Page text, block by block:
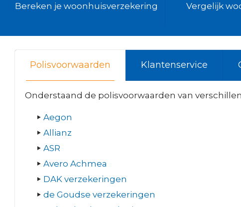
Bereken je woonhuisverzekering Vergelijk
Polisvoorwaarden Klantenservice
Onderstaand de polisvoorwaarden van
Aegon
Allianz
ASR
Avero Achmea
DAK verzekeringen
de Goudse verzekeringen